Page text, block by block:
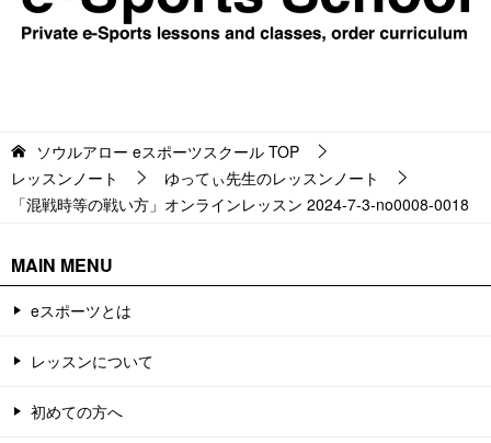
ソウルアロー eスポーツスクール TOP
レッスンノート
ゆってぃ先生のレッスンノート
「混戦時等の戦い方」オンラインレッスン 2024-7-3-no0008-0018
MAIN MENU
eスポーツとは
レッスンについて
初めての方へ